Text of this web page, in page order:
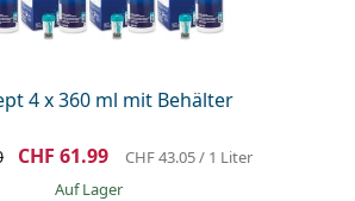
4 x 360 ml mit Behälter
CHF 61.99 CHF 43.05/ 1 Liter
auf Lager